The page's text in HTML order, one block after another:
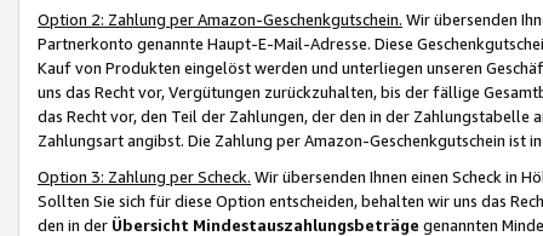
Option 2: Zahlung per Amazon-Geschenkgutschein. Wir übersenden
Partnerkonto genannte Haupt-E-Mail-Adresse. Diese
Kauf von Produkten eingelöst werden und unterliegen unseren
uns das Recht vor, Vergütungen zurückzuhalten, bis der fällige
das Recht vor, den Teil der Zahlungen, der den in der
Zahlungsart angibst. Die Zahlung per Amazon-Geschenkgutschein ist
Option 3: Zahlung per Scheck. Wir übersenden Ihnen einen Scheck in
Sollten Sie sich für diese Option entscheiden, behalten wir uns das
den in der Übersicht Mindestauszahlungsbeträge genannten